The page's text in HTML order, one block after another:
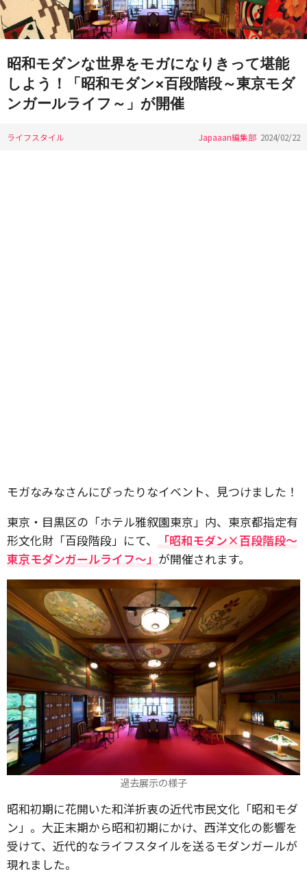
昭和モダンな世界をモガになりきって堪能
しよう！「昭和モダン×百段階段～東京モダ
ンガールライフ～」が開催
ライフスタイル Japaaan編集部 2024/02/22
モガなみなさんにぴったりなイベント、見つけました！
東京・目黒区の「ホテル雅叙園東京」内、東京都指定有
形文化財「百段階段」にて、
「昭和モダン×百段階段～
東京モダンガールライフ～」 が開催されます。
過去展示の様子
昭和初期に花開いた和洋折衷の近代市民文化「昭和モダ
ン」。大正末期から昭和初期にかけ、西洋文化の影響を
受けて、近代的なライフスタイルを送るモダンガールが
現れました。